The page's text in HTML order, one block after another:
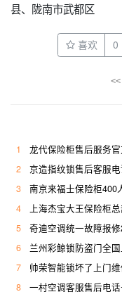
县、陇南市武都区
喜欢 0
1
龙代保险柜售后服务
2
京造指纹锁售后客服
3
南京来福士保险柜400
4
上海杰宝大王保险柜总
5
奇迪空调统一故障报
6
兰州彩鲸锁防盗门全
7
帅荣智能锁坏了上门
8
一村空调客服售后电